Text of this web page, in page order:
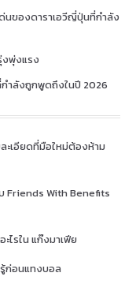
ด่นของดาราเอวีญี่ปุ่นที่กำลัง
งพุ่งแรง
กำลังถูกพูดถึงในปี 2026
ะเอียดที่มือใหม่ต้องห้าม
Friends With Benefits
ไรใน แก๊งมาเฟีย
ก่อนแทงบอล